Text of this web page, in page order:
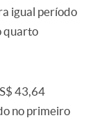
igual período
quarto
43,64
no primeiro